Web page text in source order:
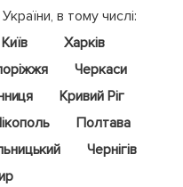
в тому числі:
Київ
Харків
Черкаси
Кривий Ріг
Полтава
Чернігів